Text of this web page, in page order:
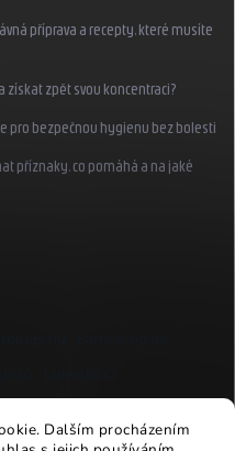
Dalším procházením
příprava a recepty, které musíte
získat zpět svou koncentraci?
pro bezpečnou hygienu bez bolesti
příznaky, co pomáhá a na jaké